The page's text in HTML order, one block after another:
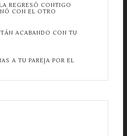
REGRESÓ CONTIGO
CON EL OTRO
ACABANDO CON TU
A TU PAREJA POR EL